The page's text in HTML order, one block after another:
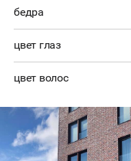
бедра
цвет глаз
цвет волос